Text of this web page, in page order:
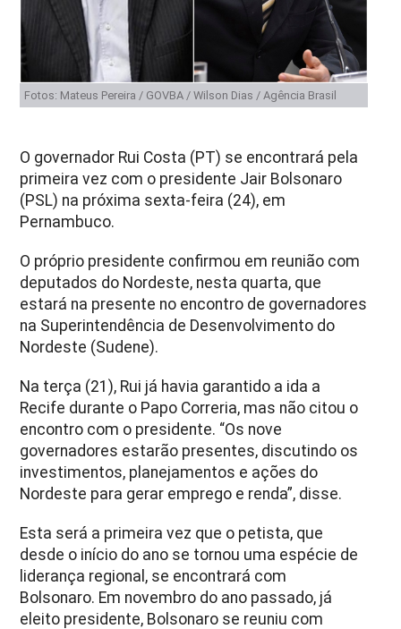
Fotos: Mateus Pereira / GOVBA / Wilson Dias / Agência Brasil
O governador Rui Costa (PT) se encontrará pela
primeira vez com o presidente Jair Bolsonaro
(PSL) na próxima sexta-feira (24), em
Pernambuco.
O próprio presidente confirmou em reunião com
deputados do Nordeste, nesta quarta, que
estará na presente no encontro de governadores
na Superintendência de Desenvolvimento do
Nordeste (Sudene).
Na terça (21), Rui já havia garantido a ida a
Recife durante o Papo Correria, mas não citou o
encontro com o presidente. “Os nove
governadores estarão presentes, discutindo os
investimentos, planejamentos e ações do
Nordeste para gerar emprego e renda”, disse.
Esta será a primeira vez que o petista, que
desde o início do ano se tornou uma espécie de
liderança regional, se encontrará com
Bolsonaro. Em novembro do ano passado, já
eleito presidente, Bolsonaro se reuniu com